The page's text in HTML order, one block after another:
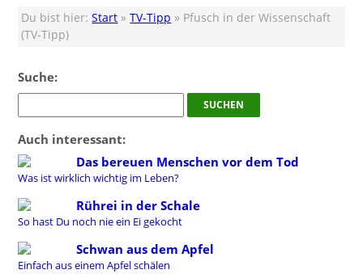
Du bist hier:Start »TV-Tipp » Pfusch in der Wissenschaft
(TV-Tipp)
Suche:
Auch interessant:
Das bereuen Menschen vor dem Tod
Was ist wirklich wichtig im Leben?
Rührei in der Schale
So hast Du noch nie ein Ei gekocht
Schwan aus dem Apfel
Einfach aus einem Apfel schälen